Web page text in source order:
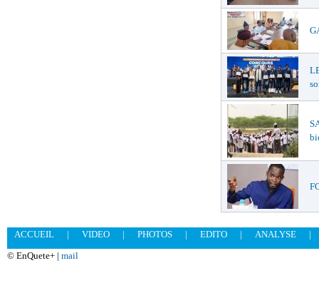
ACCUEIL | VIDEO | PHOTOS | EDITO | ANALYSE
|
© EnQuete+ | mail